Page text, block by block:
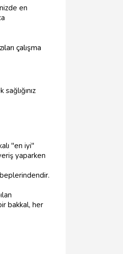
en
çalışma
"en iyi"
yaparken
bakkal, her